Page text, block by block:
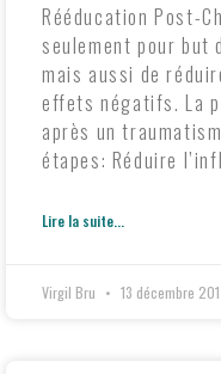
Rééducation Post-
seulement pour
mais aussi de
effets négatifs. La
après un
étapes: Réduire
Lire la suite...
Virgil Bru 13 décembre